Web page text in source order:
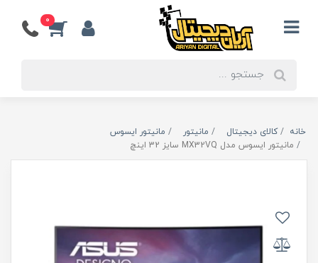
0
خانه کالای دیجیتال مانیتور
مانیتور ایسوس
مانیتور ایسوس مدل MX32VQ سایز 32 اینچ